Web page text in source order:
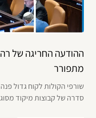
ההודעה החריגה של
מתפורר
שורפי הקולות לקוח גדול
סדרה של קבוצות מיקוד